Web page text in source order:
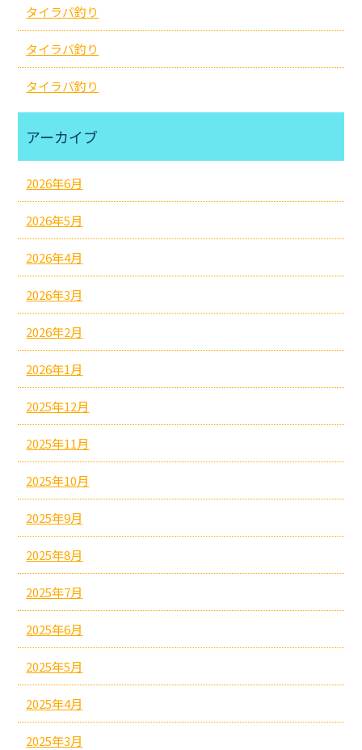
タイラバ釣り
タイラバ釣り
タイラバ釣り
アーカイブ
2026年6月
2026年5月
2026年4月
2026年3月
2026年2月
2026年1月
2025年12月
2025年11月
2025年10月
2025年9月
2025年8月
2025年7月
2025年6月
2025年5月
2025年4月
2025年3月